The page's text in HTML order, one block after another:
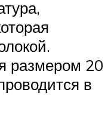
размером 20
в